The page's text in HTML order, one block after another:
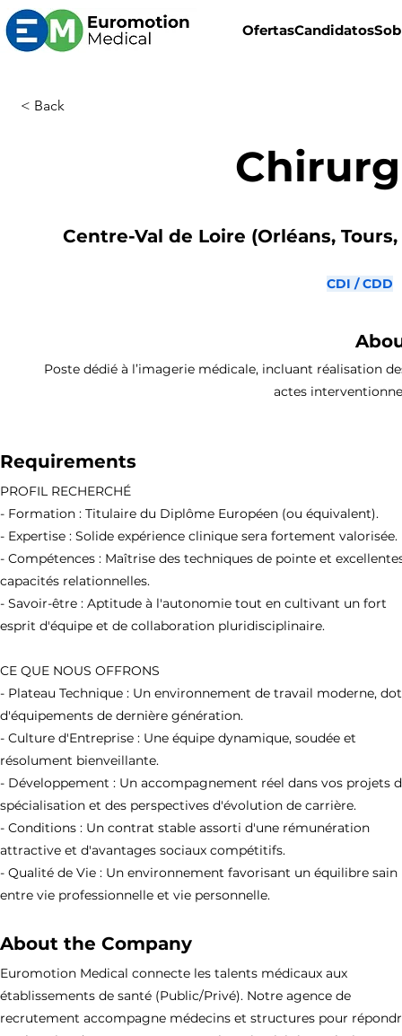
OfertasCandidatos
< Back
Centre-Val de Loire (Orléans,
CDI / CDD
Poste dédié à l’imagerie médicale, incluant réalisation
actes
Requirements
PROFIL RECHERCHÉ
- Formation : Titulaire du Diplôme Européen (ou équivalent).
- Expertise : Solide expérience clinique sera fortement valorisée.
- Compétences : Maîtrise des techniques de pointe et
capacités relationnelles.
- Savoir-être : Aptitude à l'autonomie tout en cultivant un fort
esprit d'équipe et de collaboration pluridisciplinaire.
CE QUE NOUS OFFRONS
- Plateau Technique : Un environnement de travail moderne,
d'équipements de dernière génération.
- Culture d'Entreprise : Une équipe dynamique, soudée et
résolument bienveillante.
- Développement : Un accompagnement réel dans vos projets
spécialisation et des perspectives d'évolution de carrière.
- Conditions : Un contrat stable assorti d'une rémunération
attractive et d'avantages sociaux compétitifs.
- Qualité de Vie : Un environnement favorisant un équilibre sain
entre vie professionnelle et vie personnelle.
About the Company
Euromotion Medical connecte les talents médicaux aux
établissements de santé (Public/Privé). Notre agence de
recrutement accompagne médecins et structures pour